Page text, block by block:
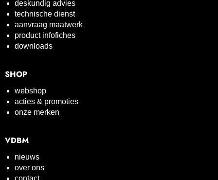
deskundig advies
technische dienst
aanvraag maatwerk
product infofiches
downloads
SHOP
webshop
acties & promoties
onze merken
VDBM
nieuws
over ons